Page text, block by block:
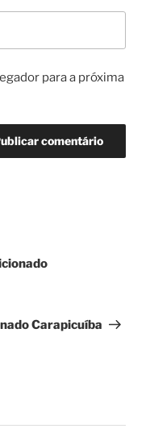
para a próxima
Carapicuíba